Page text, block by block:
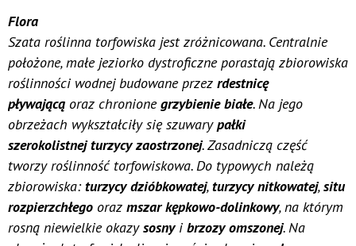
Flora
Szata roślinna torfowiska jest zróżnicowana. Centralnie
położone, małe jeziorko dystroficzne porastają zbiorowiska
roślinności wodnej budowane przez rdestnicę
pływającą oraz chronionegrzybienie białe. Na jego
obrzeżach wykształciły się szuwarypałki
szerokolistnej turzycy zaostrzonej. Zasadniczą część
tworzy roślinność torfowiskowa. Do typowych należą
zbiorowiska: turzycy dzióbkowatej,turzycy nitkowatej,situ
rozpierzchłego oraz mszar kępkowo-dolinkowy, na którym
rosną niewielkie okazysosnyi brzozy omszonej. Na